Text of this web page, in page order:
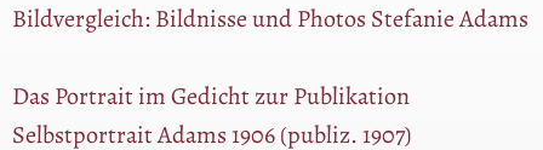
Bildvergleich: Bildnisse und Photos Stefanie Adams
Das Portrait im Gedicht zur Publikation
Selbstportrait Adams 1906 (publiz. 1907)